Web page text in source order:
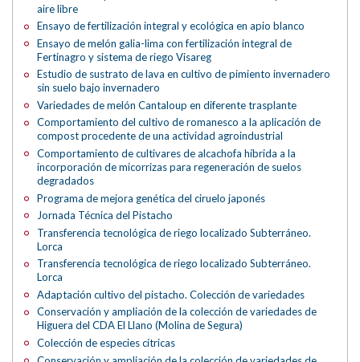
aire libre
Ensayo de fertilización integral y ecológica en apio blanco
Ensayo de melón galia-lima con fertilización integral de
Fertinagro y sistema de riego Visareg
Estudio de sustrato de lava en cultivo de pimiento invernadero
sin suelo bajo invernadero
Variedades de melón Cantaloup en diferente trasplante
Comportamiento del cultivo de romanesco a la aplicación de
compost procedente de una actividad agroindustrial
Comportamiento de cultivares de alcachofa híbrida a la
incorporación de micorrizas para regeneración de suelos
degradados
Programa de mejora genética del ciruelo japonés
Jornada Técnica del Pistacho
Transferencia tecnológica de riego localizado Subterráneo.
Lorca
Transferencia tecnológica de riego localizado Subterráneo.
Lorca
Adaptación cultivo del pistacho. Colección de variedades
Conservación y ampliación de la colección de variedades de
Higuera del CDA El Llano (Molina de Segura)
Colección de especies cítricas